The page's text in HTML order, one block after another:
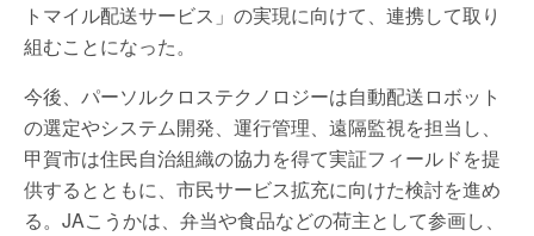
トマイル配送サービス」の実現に向けて、連携して取り
組むことになった。
今後、パーソルクロステクノロジーは自動配送ロボット
の選定やシステム開発、運行管理、遠隔監視を担当し、
甲賀市は住民自治組織の協力を得て実証フィールドを提
供するとともに、市民サービス拡充に向けた検討を進め
る。JAこうかは、弁当や食品などの荷主として参画し、